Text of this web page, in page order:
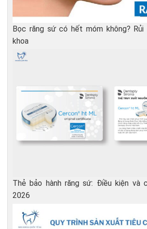
Bọc răng sứ có hết móm không? Rủi
khoa
Thẻ bảo hành răng sứ: Điều kiện và
2026